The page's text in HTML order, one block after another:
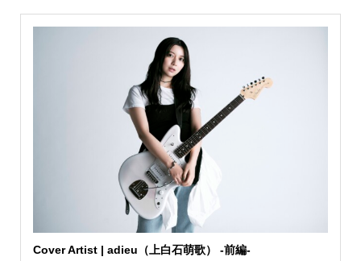
Cover Artist | adieu（上白石萌歌） -前編-